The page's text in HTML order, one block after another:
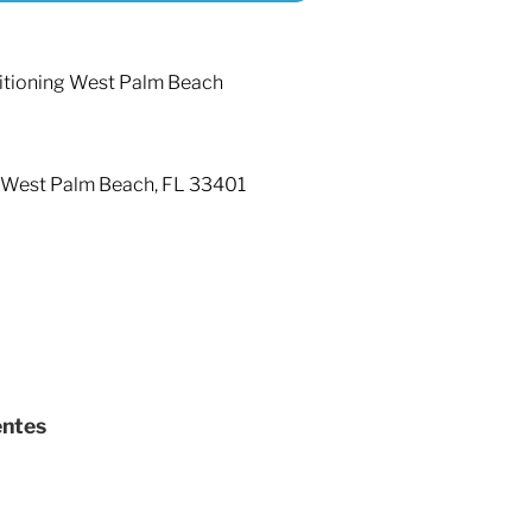
West Palm Beach
Palm Beach, FL 33401